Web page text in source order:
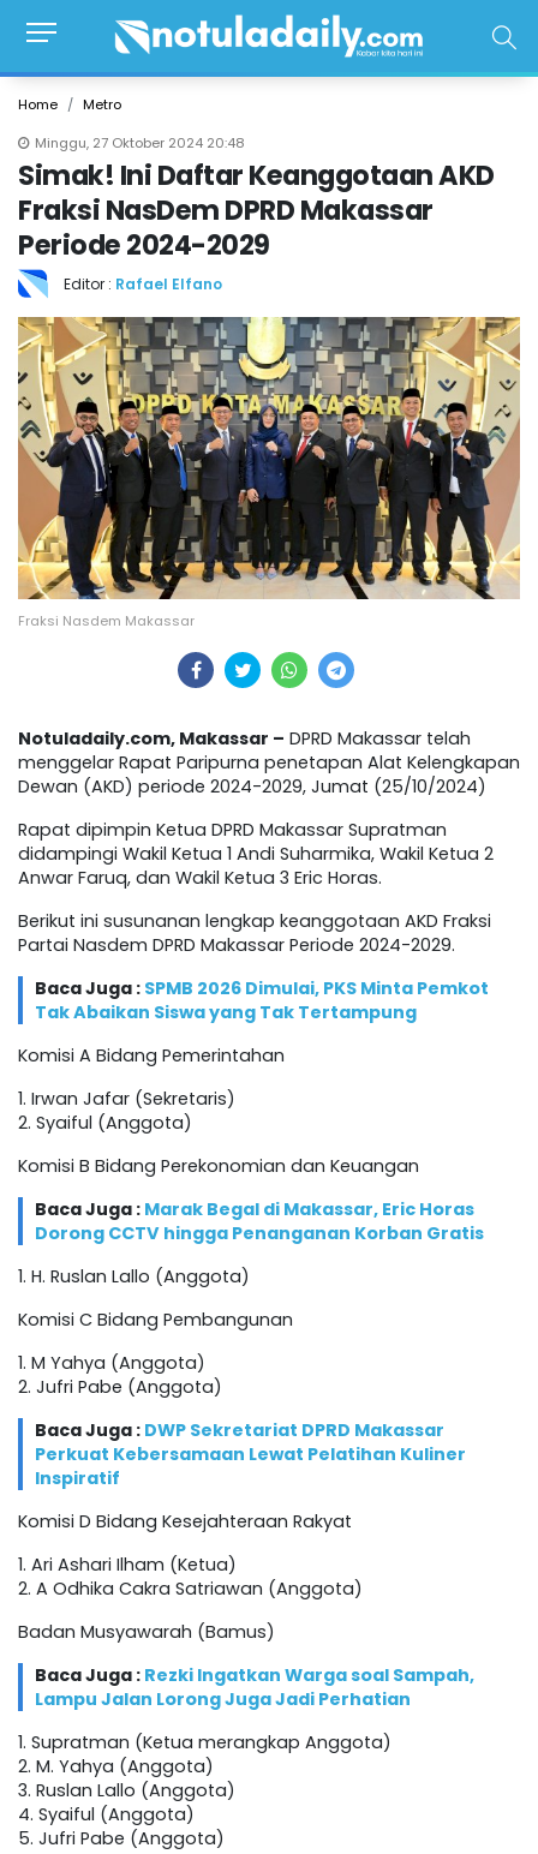
Home
Metro
Minggu, 27 Oktober 2024 20:48
Simak! Ini Daftar Keanggotaan AKD
Fraksi NasDem DPRD Makassar
Periode 2024-2029
Editor : Rafael Elfano
Fraksi Nasdem Makassar
Notuladaily.com, Makassar – DPRD Makassar telah
menggelar Rapat Paripurna penetapan Alat Kelengkapan
Dewan (AKD) periode 2024-2029, Jumat (25/10/2024)
Rapat dipimpin Ketua DPRD Makassar Supratman
didampingi Wakil Ketua 1 Andi Suharmika, Wakil Ketua 2
Anwar Faruq, dan Wakil Ketua 3 Eric Horas.
Berikut ini susunanan lengkap keanggotaan AKD Fraksi
Partai Nasdem DPRD Makassar Periode 2024-2029.
Baca Juga : SPMB 2026 Dimulai, PKS Minta Pemkot
Tak Abaikan Siswa yang Tak Tertampung
Komisi A Bidang Pemerintahan
1. Irwan Jafar (Sekretaris)
2. Syaiful (Anggota)
Komisi B Bidang Perekonomian dan Keuangan
Baca Juga : Marak Begal di Makassar, Eric Horas
Dorong CCTV hingga Penanganan Korban Gratis
1. H. Ruslan Lallo (Anggota)
Komisi C Bidang Pembangunan
1. M Yahya (Anggota)
2. Jufri Pabe (Anggota)
Baca Juga : DWP Sekretariat DPRD Makassar
Perkuat Kebersamaan Lewat Pelatihan Kuliner
Inspiratif
Komisi D Bidang Kesejahteraan Rakyat
1. Ari Ashari Ilham (Ketua)
2. A Odhika Cakra Satriawan (Anggota)
Badan Musyawarah (Bamus)
Baca Juga : Rezki Ingatkan Warga soal Sampah,
Lampu Jalan Lorong Juga Jadi Perhatian
1. Supratman (Ketua merangkap Anggota)
2. M. Yahya (Anggota)
3. Ruslan Lallo (Anggota)
4. Syaiful (Anggota)
5. Jufri Pabe (Anggota)